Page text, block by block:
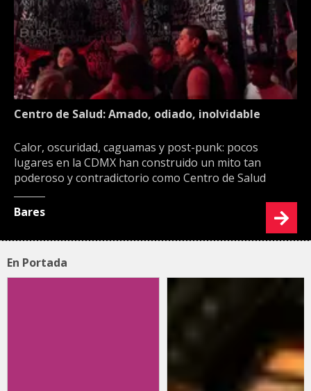
Centro de Salud: Amado, odiado, inolvidable
Calor, oscuridad, caguamas y post-punk: pocos
lugares en la CDMX han construido un mito tan
poderoso y contradictorio como Centro de Salud
Bares
En Portada